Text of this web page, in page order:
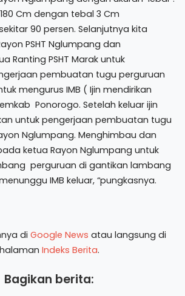
Cm dengan tebal 3 Cm
90 persen. Selanjutnya kita
PSHT Nglumpang dan
Ranting PSHT Marak untuk
pembuatan tugu perguruan
mengurus IMB ( Ijin mendirikan
Ponorogo. Setelah keluar ijin
untuk pengerjaan pembuatan tugu
Nglumpang. Menghimbau dan
ketua Rayon Nglumpang untuk
perguruan di gantikan lambang
IMB keluar, “pungkasnya.
di Google News atau langsung di
halaman Indeks Berita.
Bagikan berita: